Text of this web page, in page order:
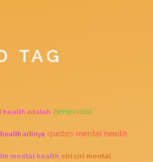
TAG
health adalah behavioral
artinya quotes mental health
mental health ciri ciri mental